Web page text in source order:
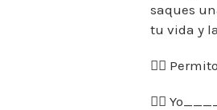
saques
tu vida y
👉🏼
👉🏼